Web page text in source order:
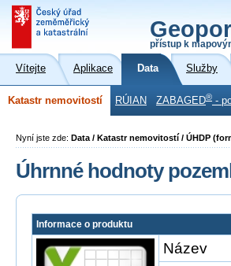
přístup k
Vítejte Aplikace Data Služby
Katastr nemovitostí RÚIAN ZABAGED® -
Nyní jste zde: Data / Katastr nemovitostí / ÚHDP
Úhrnné hodnoty
Informace o produktu
Název